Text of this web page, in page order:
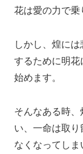
花は愛の力で乗
しかし、煌に
するために明花
始めます。
そんなある時、
い、一命は取
なくなってしま